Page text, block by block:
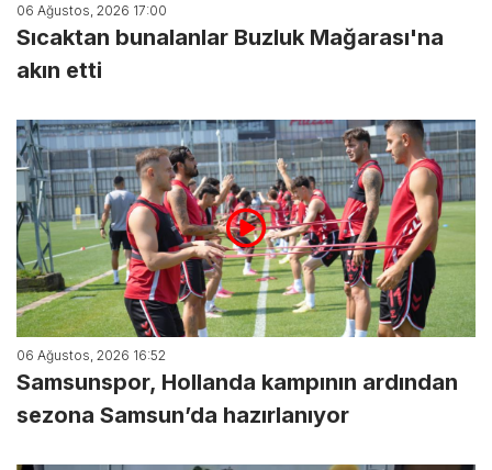
06 Ağustos, 2026 17:00
Sıcaktan bunalanlar Buzluk Mağarası'na
akın etti
06 Ağustos, 2026 16:52
Samsunspor, Hollanda kampının ardından
sezona Samsun’da hazırlanıyor